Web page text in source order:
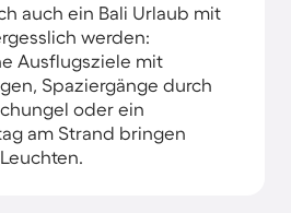
auch ein Bali Urlaub mit
werden:
Ausflugsziele mit
Spaziergänge durch
oder ein
am Strand bringen